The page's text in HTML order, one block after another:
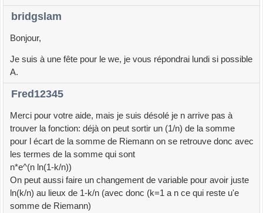
bridgslam
Bonjour,
Je suis à une fête pour le we, je vous répondrai lundi si possible
A.
Fred12345
Merci pour votre aide, mais je suis désolé je n arrive pas à
trouver la fonction: déjà on peut sortir un (1/n) de la somme
pour l écart de la somme de Riemann on se retrouve donc avec
les termes de la somme qui sont
n*e^(n ln(1-k/n))
On peut aussi faire un changement de variable pour avoir juste
ln(k/n) au lieux de 1-k/n (avec donc (k=1 a n ce qui reste u'e
somme de Riemann)